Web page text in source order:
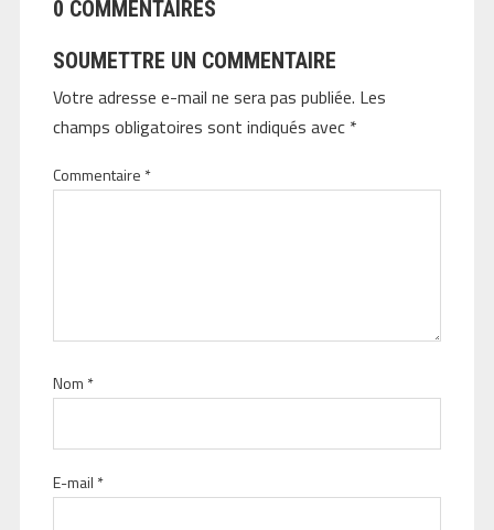
0 COMMENTAIRES
SOUMETTRE UN COMMENTAIRE
Votre adresse e-mail ne sera pas publiée. Les
champs obligatoires sont indiqués avec *
Commentaire *
Nom *
E-mail *